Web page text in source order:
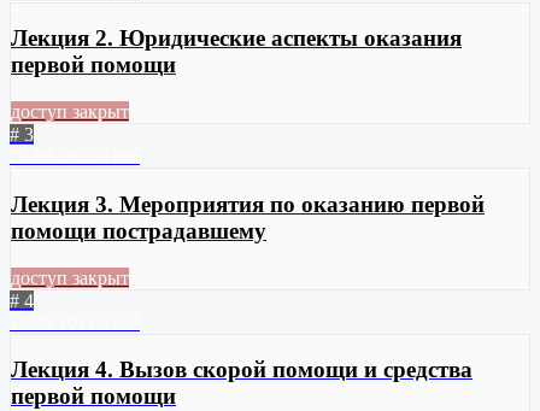
Лекция 2. Юридические аспекты оказания
первой помощи
доступ закрыт
# 3
Лекция 3. Мероприятия по оказанию первой
помощи пострадавшему
доступ закрыт
# 4
Лекция 4. Вызов скорой помощи и средства
первой помощи